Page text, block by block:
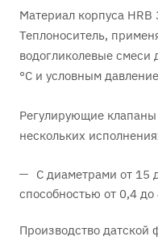
Материал корпуса HRB
Теплоноситель,
водогликолевые смеси
°C и условным
Регулирующие
нескольких
С диаметрами от 15
способностью от 0,4
Производство датской